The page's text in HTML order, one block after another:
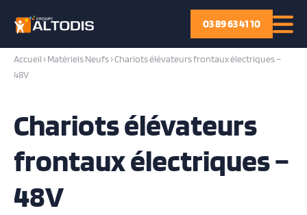
03 89 63 41 10
Accueil›Matériels Neufs›Chariots élévateurs frontaux électriques –
48V
Chariots élévateurs
frontaux électriques –
48V